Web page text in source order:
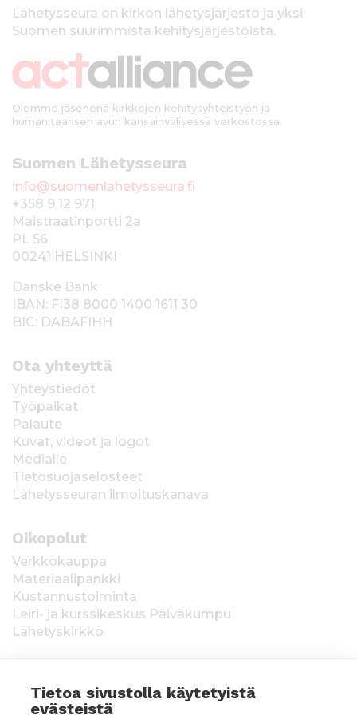
Tietoa sivustolla käytetyistä
evästeistä
kLähetysseura on kirkon lähetysjärjestö ja yksi
Suomen suurimmista kehitysjärjestöistä.
Olemme jäsenenä kirkkojen kehitysyhteistyön ja
humanitaarisen avun kansainvälisessä verkostossa.
Suomen Lähetysseura
info@suomenlahetysseura.fi
+358 9 12 971
Maistraatinportti 2a
PL 56
00241 HELSINKI
Danske Bank
IBAN: FI38 8000 1400 1611 30
BIC: DABAFIHH
Ota yhteyttä
Yhteystiedot
Työpaikat
Palaute
Kuvat, videot ja logot
Medialle
Tietosuojaselosteet
Lähetysseuran ilmoituskanava
Oikopolut
Verkkokauppa
Materiaalipankki
Kustannustoiminta
Leiri- ja kurssikeskus Päiväkumpu
Lähetyskirkko